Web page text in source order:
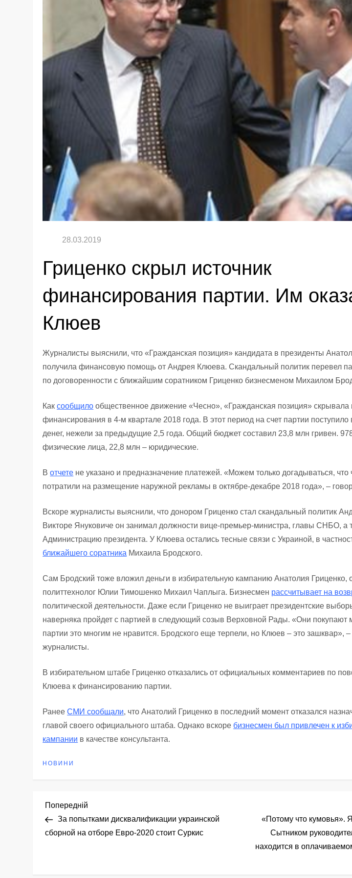
Гриценко скрыл источник
финансирования партии. Им
Клюев
Журналисты выяснили, что «Гражданская позиция» кандидата в президенты
получила финансовую помощь от Андрея Клюева. Скандальный политик перевел
по договоренности с ближайшим соратником Гриценко бизнесменом Михаилом
Каксообщило общественное движение «Чесно», «Гражданская позиция» скрывала
финансирования в 4-м квартале 2018 года. В этот период на счет партии
денег, нежели за предыдущие 2,5 года. Общий бюджет составил 23,8 млн гривен.
физические лица, 22,8 млн – юридические.
Вотчете не указано и предназначение платежей. «Можем только догадываться, что
потратили на размещение наружной рекламы в октябре-декабре 2018 года», –
Вскоре журналисты выяснили, что донором Гриценко стал скандальный политик
Викторе Януковиче он занимал должности вице-премьер-министра, главы СНБО, а
Администрацию президента. У Клюева остались тесные связи с Украиной, в
ближайшего соратника Михаила Бродского.
Сам Бродский тоже вложил деньги в избирательную кампанию Анатолия Гриценко,
политтехнолог Юлии Тимошенко Михаил Чаплыга. Бизнесмен рассчитывает на
политической деятельности. Даже если Гриценко не выиграет президентские
наверняка пройдет с партией в следующий созыв Верховной Рады. «Они покупают
партии это многим не нравится. Бродского еще терпели, но Клюев – это зашквар», –
журналисты.
В избирательном штабе Гриценко отказались от официальных комментариев по
Клюева к финансированию партии.
РанееСМИ сообщали, что Анатолий Гриценко в последний момент отказался
главой своего официального штаба. Однако вскоре бизнесмен был привлечен к
кампании в качестве консультанта.
НОВИНИ
Н
а
Попередній
запис
Попередній
За попытками дисквалификации украинской
сборной на отборе Евро-2020 стоит Суркис
«Потому что кумовья».
Сытником
находится в